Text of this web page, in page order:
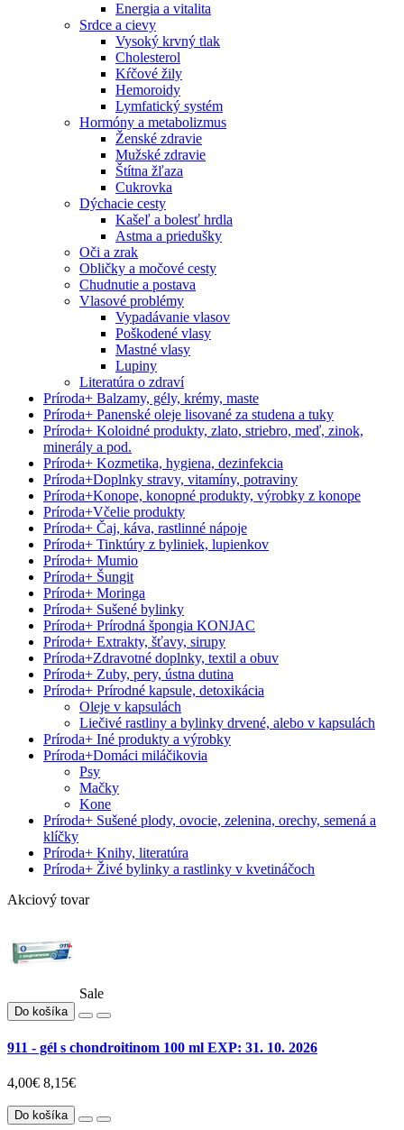
Energia a vitalita
Srdce a cievy
Vysoký krvný tlak
Cholesterol
Kŕčové žily
Hemoroidy
Lymfatický systém
Hormóny a metabolizmus
Ženské zdravie
Mužské zdravie
Štítna žľaza
Cukrovka
Dýchacie cesty
Kašeľ a bolesť hrdla
Astma a priedušky
Oči a zrak
Obličky a močové cesty
Chudnutie a postava
Vlasové problémy
Vypadávanie vlasov
Poškodené vlasy
Mastné vlasy
Lupiny
Literatúra o zdraví
Príroda+ Balzamy, gély, krémy, maste
Príroda+ Panenské oleje lisované za studena a tuky
Príroda+ Koloidné produkty, zlato, striebro, meď, zinok,
minerály a pod.
Príroda+ Kozmetika, hygiena, dezinfekcia
Príroda+Doplnky stravy, vitamíny, potraviny
Príroda+Konope, konopné produkty, výrobky z konope
Príroda+Včelie produkty
Príroda+ Čaj, káva, rastlinné nápoje
Príroda+ Tinktúry z byliniek, lupienkov
Príroda+ Mumio
Príroda+ Šungit
Príroda+ Moringa
Príroda+ Sušené bylinky
Príroda+ Prírodná špongia KONJAC
Príroda+ Extrakty, šťavy, sirupy
Príroda+Zdravotné doplnky, textil a obuv
Príroda+ Zuby, pery, ústna dutina
Príroda+ Prírodné kapsule, detoxikácia
Oleje v kapsulách
Liečivé rastliny a bylinky drvené, alebo v kapsulách
Príroda+ Iné produkty a výrobky
Príroda+Domáci miláčikovia
Psy
Mačky
Kone
Príroda+ Sušené plody, ovocie, zelenina, orechy, semená a
klíčky
Príroda+ Knihy, literatúra
Príroda+ Živé bylinky a rastlinky v kvetináčoch
Akciový tovar
Sale
Do košíka
911 - gél s chondroitinom 100 ml EXP: 31. 10. 2026
4,00€ 8,15€
Do košíka